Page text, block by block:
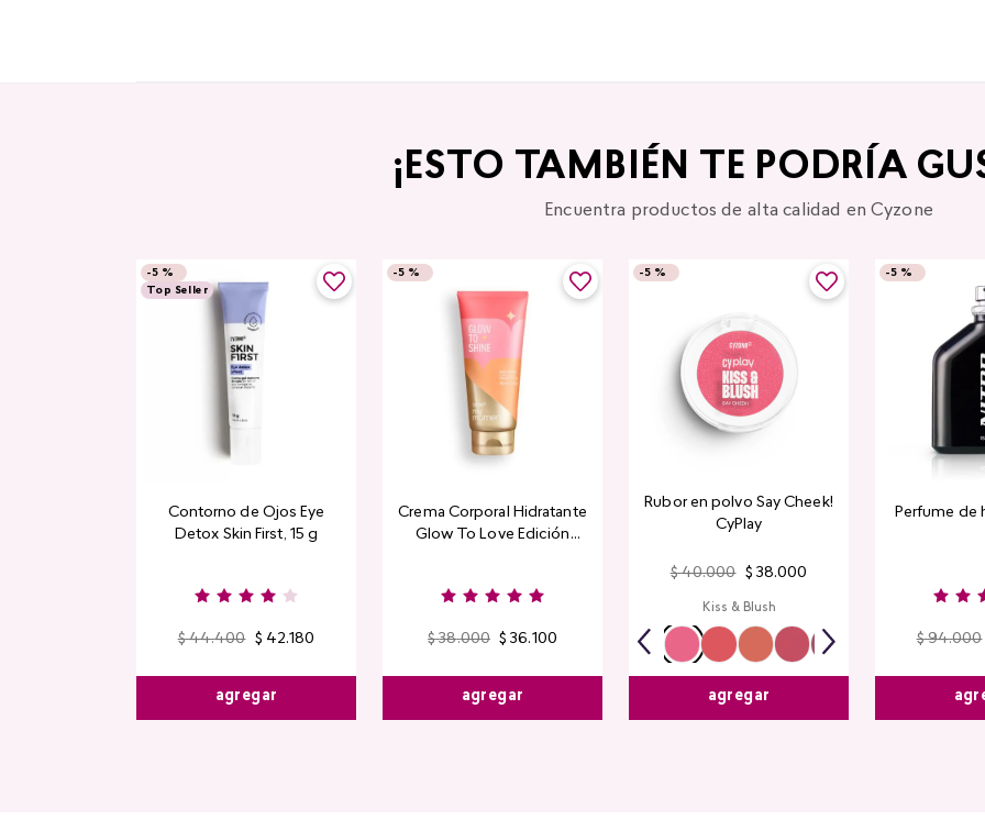
¡ESTO TAMBIÉN TE PODRÍA
Encuentra productos de alta calidad en Cyzone
-5 %
Top Seller
Contorno de Ojos Eye
Detox Skin First, 15 g
$ 44.400 $ 42.180
agregar
-5 %
Crema Corporal Hidratante
Glow To Love Edición
$ 38.000 $ 36.100
agregar
-5 %
Rubor en polvo Say Cheek!
CyPlay
$ 40.000 $ 38.000
Kiss & Blush
agregar
-5 %
Perfume de
$ 94.000